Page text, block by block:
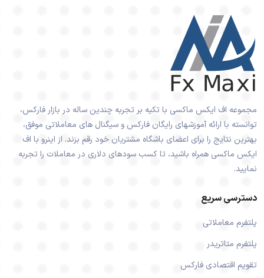
مجموعه اف ایکس ماکسی با تکیه بر تجربه چندین ساله در بازار فارکس،
توانسته با ارائه آموزشهای رایگان فارکس و سیگنال های معاملاتی موفق،
بهترین نتایج را برای اعضای باشگاه مشتریان خود رقم بزند. از اینرو با اف
ایکس ماکسی همراه باشید، تا کسب سودهای دلاری در معاملات را تجربه
نمایید.
دسترسی سریع
پلتفرم معاملاتی
پلتفرم متاتریدر
تقویم اقتصادی فارکس